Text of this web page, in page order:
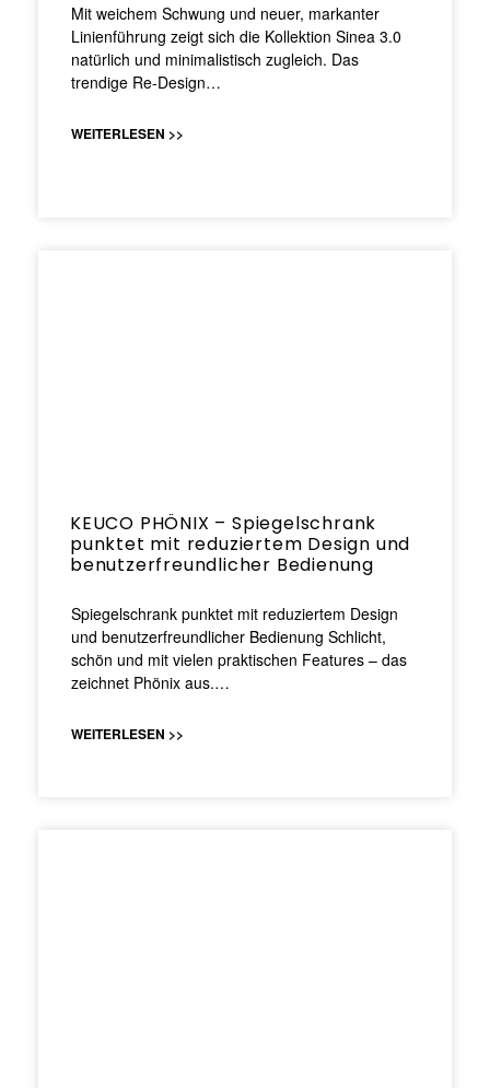
Mit weichem Schwung und neuer, markanter
Linienführung zeigt sich die Kollektion Sinea 3.0
natürlich und minimalistisch zugleich. Das
trendige Re-Design…
WEITERLESEN >>
KEUCO PHÖNIX – Spiegelschrank
punktet mit reduziertem Design und
benutzerfreundlicher Bedienung
Spiegelschrank punktet mit reduziertem Design
und benutzerfreundlicher Bedienung Schlicht,
schön und mit vielen praktischen Features – das
zeichnet Phönix aus.…
WEITERLESEN >>